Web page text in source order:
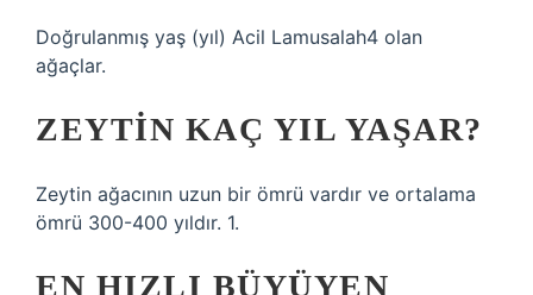
Doğrulanmış yaş (yıl) Acil Lamusalah4 olan
ağaçlar.
ZEYTIN KAÇ YIL YAŞAR?
Zeytin ağacının uzun bir ömrü vardır ve ortalama
ömrü 300-400 yıldır. 1.
EN HIZLI BÜYÜYEN